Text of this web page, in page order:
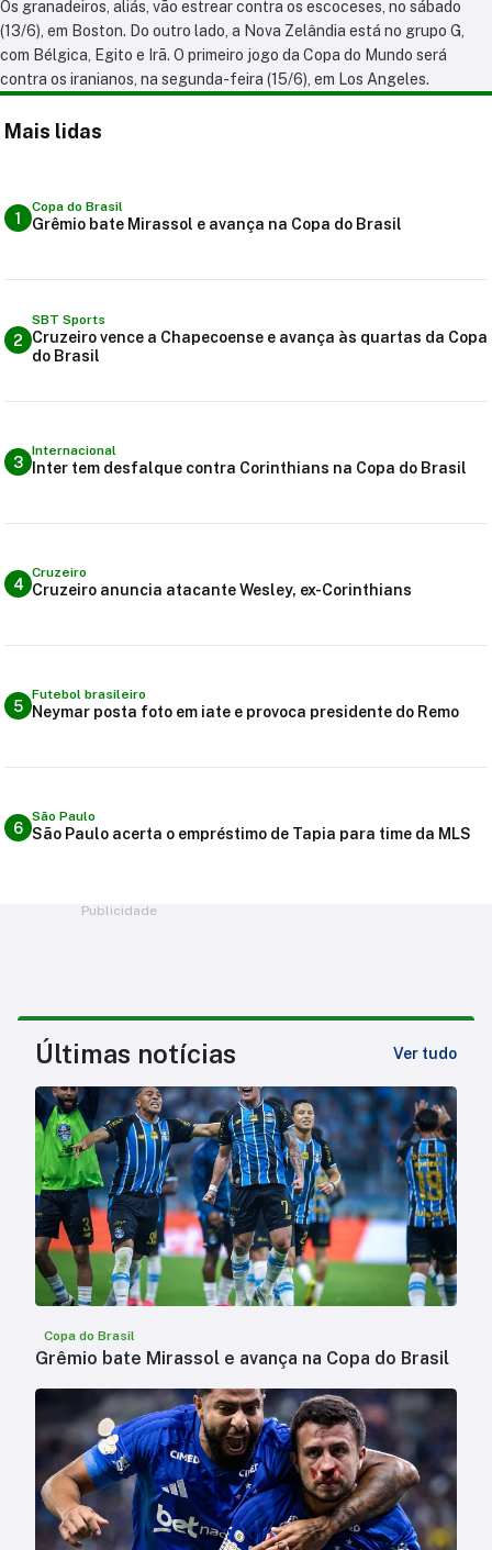
Os granadeiros, aliás, vão estrear contra os escoceses, no sábado
(13/6), em Boston. Do outro lado, a Nova Zelândia está no grupo G,
com Bélgica, Egito e Irã. O primeiro jogo da Copa do Mundo será
contra os iranianos, na segunda-feira (15/6), em Los Angeles.
Mais lidas
1
Copa do Brasil
Grêmio bate Mirassol e avança na Copa do Brasil
2
SBT Sports
Cruzeiro vence a Chapecoense e avança às quartas da Copa
do Brasil
3
Internacional
Inter tem desfalque contra Corinthians na Copa do Brasil
4
Cruzeiro
Cruzeiro anuncia atacante Wesley, ex-Corinthians
5
Futebol brasileiro
Neymar posta foto em iate e provoca presidente do Remo
6
São Paulo
São Paulo acerta o empréstimo de Tapia para time da MLS
Publicidade
Últimas notícias Ver tudo
Copa do Brasil
Grêmio bate Mirassol e avança na Copa do Brasil